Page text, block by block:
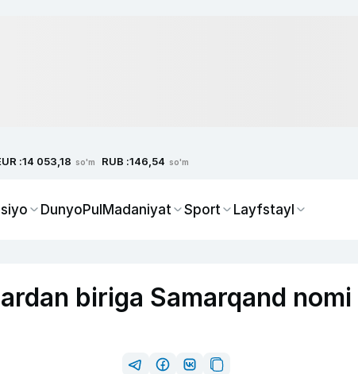
:14 053,18 so'm RUB :146,54 so'm
DunyoPulMadaniyat Sport Layfstayl
biriga Samarqand nomi